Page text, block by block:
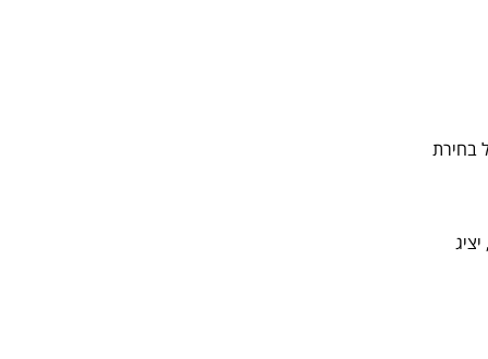
בחירת